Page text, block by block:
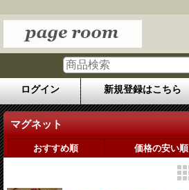
ログイン 新規登録はこちら
マグネット
おすすめ順 価格の安い順